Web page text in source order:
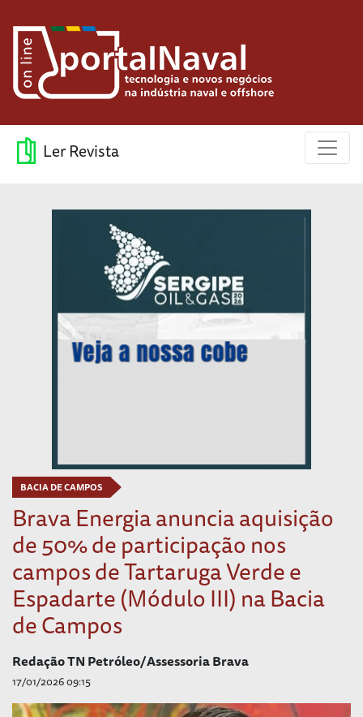
Ler Revista
BACIA DE CAMPOS
Brava Energia anuncia aquisição
de 50% de participação nos
campos de Tartaruga Verde e
Espadarte (Módulo III) na Bacia
de Campos
Redação TN Petróleo/Assessoria Brava
17/01/2026 09:15